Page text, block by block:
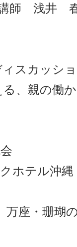
氏
スカッシ
る、親の働
ホテル沖
瑚の